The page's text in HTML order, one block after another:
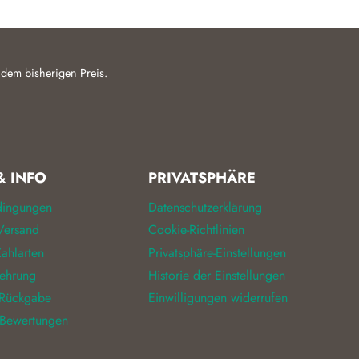
bisherigen Preis.
INFO PRIVATSPHÄRE
Datenschutzerklärung
Cookie-Richtlinien
Privatsphäre-Einstellungen
Historie der Einstellungen
Einwilligungen widerrufen